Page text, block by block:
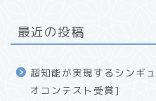
最近の投稿
超知能が実現するシンギ
オコンテスト受賞]